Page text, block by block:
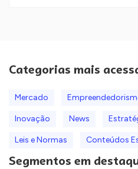
Categorias mais
Mercado
Inovação News
Leis e Normas Conteúdos
Segmentos em